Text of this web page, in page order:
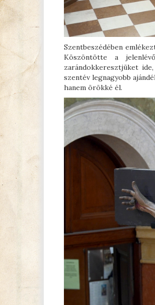
Szentbeszédében
Köszöntötte a
zarándokkeresztjüket
szentév legnagyobb
hanem örökké él.